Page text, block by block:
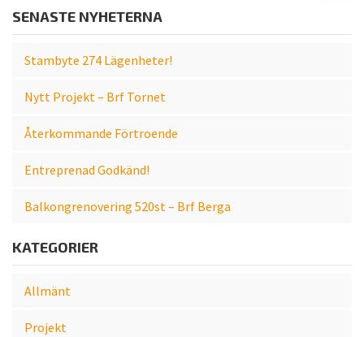
a
r
SENASTE NYHETERNA
Stambyte 274 Lägenheter!
Nytt Projekt – Brf Tornet
Återkommande Förtroende
Entreprenad Godkänd!
Balkongrenovering 520st – Brf Berga
KATEGORIER
Allmänt
Projekt